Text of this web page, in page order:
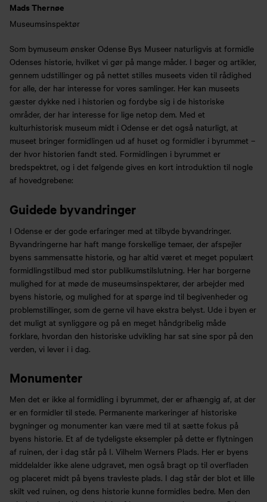
Mads Thernøe
Museumsinspektør
Som bymuseum ønsker Odense Bys Museer naturligvis at formidle
Odenses historie, hvilket vi gør på mange måder. I bøger og artikler,
gennem udstillinger og på nettet stilles museets viden til rådighed
for alle, der har interesse for vores samlinger. Her kan museets
gæster dykke ned i historien og fordybe sig i de historiske
områder, der har interesse for lige netop dem. Med et
kulturhistorisk museum midt i Odense er det også naturligt, at
museet bringer formidlingen ud af huset og formidler i byrummet –
der hvor historien fandt sted. Formidlingen i byrummet er
bredspektret, og i det følgende gives en kort introduktion til nogle
af hovedgrebene:
Guidede byvandringer
I Odense er der gode erfaringer med at tilbyde byvandringer.
Byvandringerne har haft mange forskellige temaer, der afspejler
byens sammensatte historie, og har altid været et meget populært
formidlingstilbud med stor publikumstilslutning. Her har borgerne
mulighed for at møde de museumsinspektører, der arbejder med
byens historie, og mulighed for at spørge ind til begivenheder og
problemstillinger, som de gerne vil have ekstra belyst. Ude i byen er
det muligt at synliggøre og på en meget håndgribelig måde
forklare, hvordan den historiske udvikling har sat sine spor på den
verden, vi lever i i dag.
Monumenter
Men det er ikke al formidling i byrummet, der er afhængig af, at der
er en formidler til stede. Permanente markeringer af historiske
bygninger og monumenter kan være med til at sætte fokus på
byens historie. Et af de tydeligste eksempler på dette er flytningen
af ruinen, der i dag står på I. Vilhelm Werners Plads. Her er byens
middelalder ikke alene udgravet, men også bragt op til overfladen
og placeret midt på byens travleste plads. I dag står der blot et lille
skilt ved ruinen, og dens historie kunne formidles bedre. Men den